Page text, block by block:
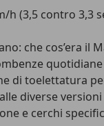
(3,5 contro 3,3
che cos’era il
di toelettatura
diverse
e cerchi